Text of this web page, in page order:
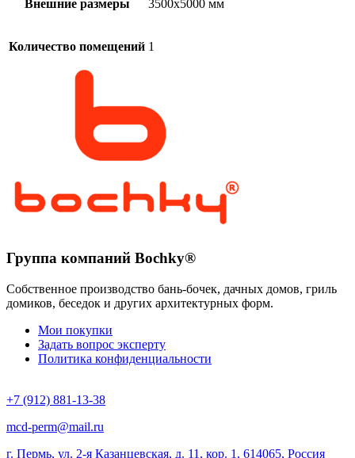
Внешние размеры 3500х5000 мм
Количество помещений 1
Группа компаний Bochky®
Собственное производство бань-бочек, дачных домов, гриль
домиков, беседок и других архитектурных форм.
Мои покупки
Задать вопрос эксперту
Политика конфиденциальности
+7 (912) 881-13-38
mcd-perm@mail.ru
г. Пермь, ул. 2-я Казанцевская, д. 11, кор. 1 , 614065, Россия